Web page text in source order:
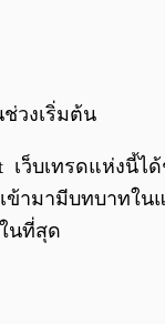
ช่วงเริ่มต้น
เว็บเทรดแห่งนี้ไ
เข้ามามีบทบาทใ
นที่สุด